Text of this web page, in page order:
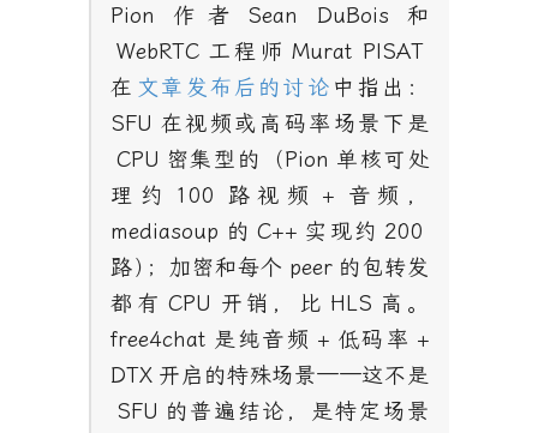
Pion 作者 Sean DuBois
和
WebRTC 工程师 Murat PISAT
在 文章发布后的讨论 中指出：
SFU 在视频或高码率场景下是
CPU 密集型的（Pion 单核可处
理约
100 路视频 + 音频，
mediasoup 的 C++ 实现约 200
路）；加密和每个 peer 的包转发
都有 CPU 开销，比 HLS 高。
free4chat 是纯音频 + 低码率 +
DTX 开启的特殊场景——这不是
SFU 的普遍结论，是特定场景